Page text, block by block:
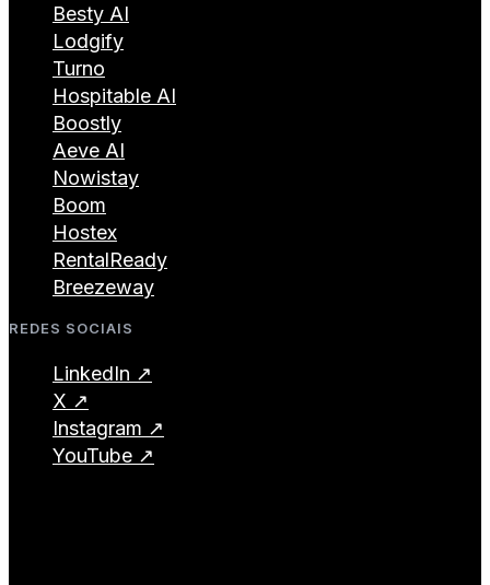
Besty AI
Lodgify
Turno
Hospitable AI
Boostly
Aeve AI
Nowistay
Boom
Hostex
RentalReady
Breezeway
REDES SOCIAIS
LinkedIn ↗
X ↗
Instagram ↗
YouTube ↗